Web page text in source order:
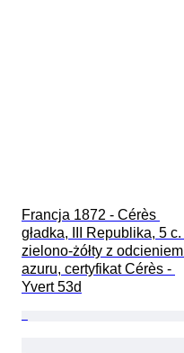
Francja 1872 - Cérès
gładka, III Republika, 5 c.
zielono‑żółty z odcieniem
azuru, certyfikat Cérès -
Yvert 53d